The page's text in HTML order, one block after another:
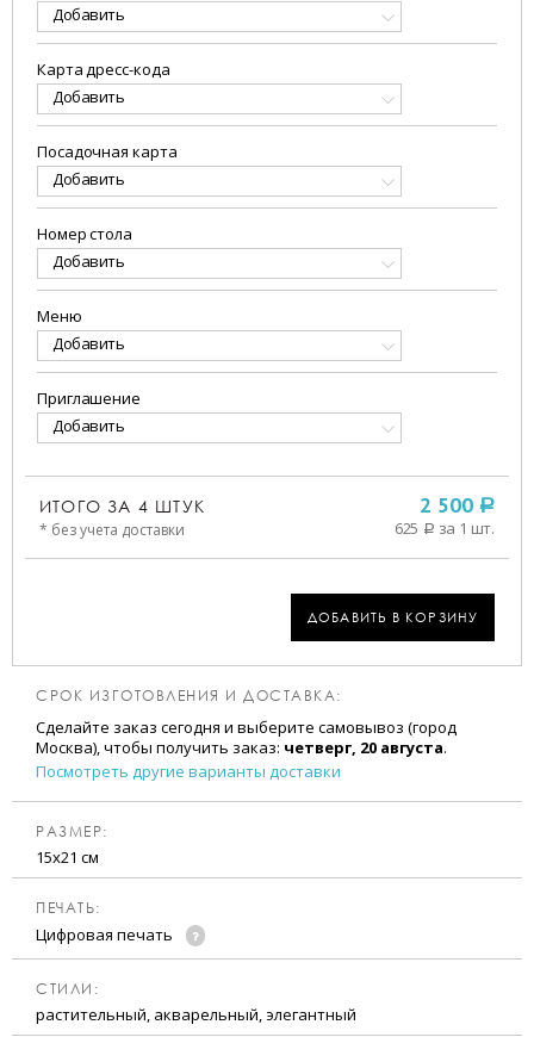
Добавить
Карта дресс-кода
Добавить
Посадочная карта
Добавить
Номер стола
Добавить
Меню
Добавить
Приглашение
Добавить
ИТОГО ЗА 4 ШТУК
* без учета доставки
2 500 a
625 a за 1 шт.
ДОБАВИТЬ В КОРЗИНУ
СРОК ИЗГОТОВЛЕНИЯ И ДОСТАВКА:
Сделайте заказ сегодня и выберите самовывоз (город
Москва), чтобы получить заказ: четверг, 20 августа.
Посмотреть другие варианты доставки
РАЗМЕР:
15х21 см
ПЕЧАТЬ:
Цифровая печать
CТИЛИ:
растительный, акварельный, элегантный